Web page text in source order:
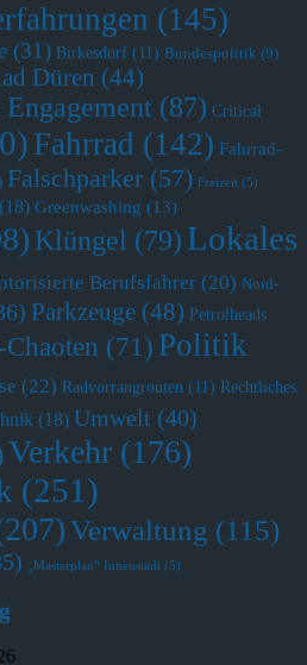
(145)
(31) Birkesdorf (11) Bundespolitik (9)
Düren (44)
(87) Critical
Fahrrad (142) Fahrrad-
Falschparker (57) Freizeit (5)
(18) Greenwashing (13)
Klüngel (79) Lokales
Berufsfahrer (20) Nord-
Parkzeuge (48) Petrolheads
(71) Politik
(22) Radvorrangrouten (11) Rechtliches
(18) Umwelt (40)
Verkehr (176)
(251)
Verwaltung (115)
„Masterplan“ Innenstadt (5)